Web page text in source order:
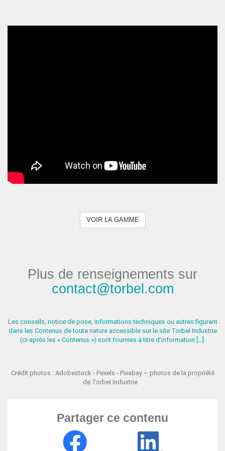
VOIR LA GAMME
Plus de renseignements sur
contact@torbel.com
Les conseils, notice de pose, informations techniques ou autres figurant
dans les Contenus de toute nature accessible sur le site Torbel Industrie
(ci-après les « Contenus ») sont fournies à titre d’information [...].
Crédit photos : Adobestock - Pexels - Pixabay – photos de la propriété
de Torbel Industrie
Partager ce contenu